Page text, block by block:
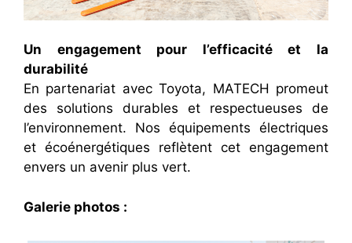
Un engagement pour l’efficacité et la
durabilité
En partenariat avec Toyota, MATECH promeut
des solutions durables et respectueuses de
l’environnement. Nos équipements électriques
et écoénergétiques reflètent cet engagement
envers un avenir plus vert.
Galerie photos :